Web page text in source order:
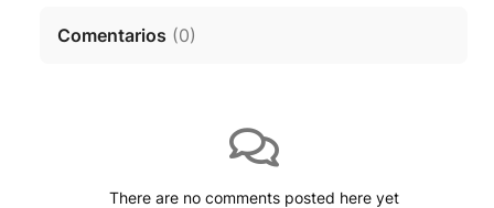
Comentarios (0)
There are no comments posted here yet